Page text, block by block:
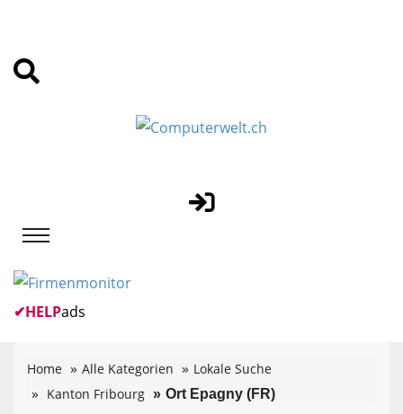
✔HELPads
Home Alle Kategorien
Lokale Suche
Kanton Fribourg
Ort Epagny (FR)